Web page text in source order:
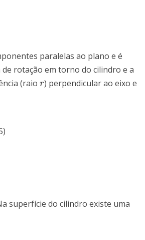
paralelas ao plano e é
de rotação em torno do cilindro e a
(raior
r) perpendicular ao eixo e
superfície do cilindro existe uma